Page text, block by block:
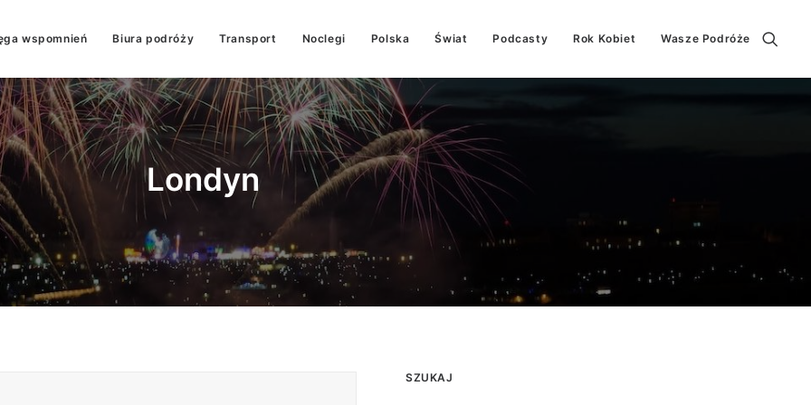
wspomnień Biura podróży Transport Noclegi Polska Świat Podcasty Rok Kobiet Wasze Podróże
Londyn
SZUKAJ